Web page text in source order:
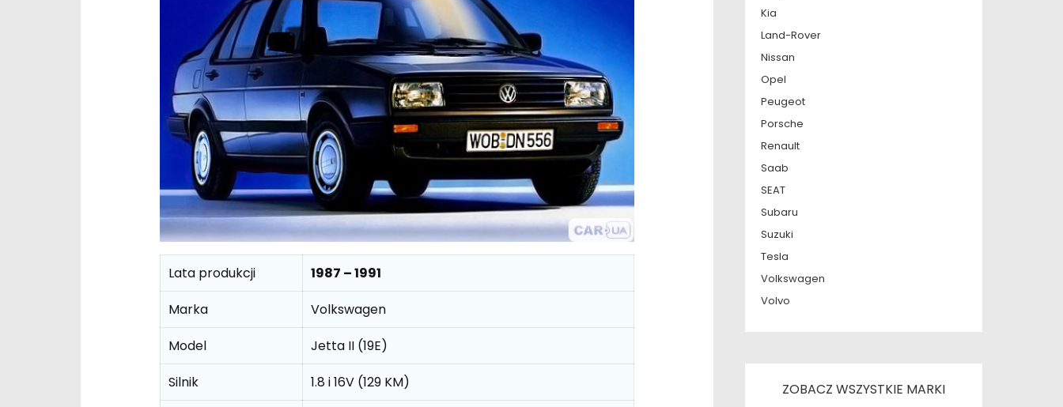
Lata produkcji
1987 – 1991
Marka
Volkswagen
Model
Jetta II (19E)
Silnik
1.8 i 16V (129 KM)
Kia
Land-Rover
Nissan
Opel
Peugeot
Porsche
Renault
Saab
SEAT
Subaru
Suzuki
Tesla
Volkswagen
Volvo
ZOBACZ WSZYSTKIE MARKI